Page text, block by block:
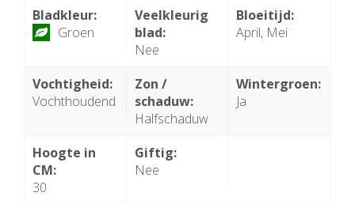
Bladkleur:
Groen
Veelkleurig
blad:
Nee
Bloeitijd:
April, Mei
Vochtigheid:
Vochthoudend
Zon /
schaduw:
Halfschaduw
Wintergroen:
Ja
Hoogte in
CM:
30
Giftig:
Nee